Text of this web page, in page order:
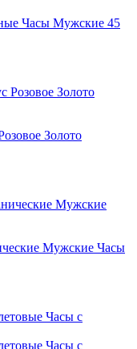
Часы Мужские 45
Золото
Мужские Часы